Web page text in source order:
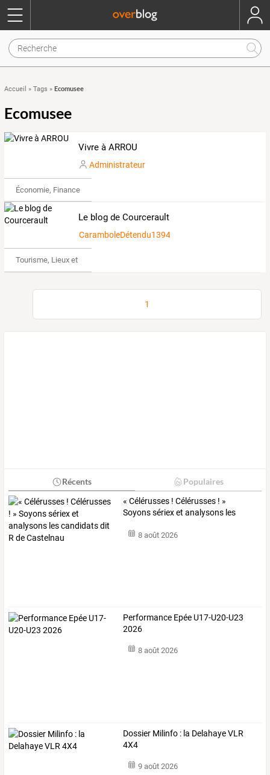
Accueil » Tags » Ecomusee
Ecomusee
Vivre à ARROU
Administrateur
Économie, Finance & Droit
Le blog de Courcerault
CaramboleDétendu1394917
Tourisme, Lieux et Événements
1
Récents Populaires
« Célérusses ! Célérusses ! »
Soyonssériexet analysons les
8 août 2026
Performance Epée U17-U20-U23
2026
8 août 2026
Dossier Milinfo : la Delahaye VLR
4X4
9 août 2026